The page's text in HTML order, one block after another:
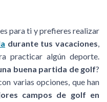
para ti y prefieres realizar
durante tus vacaciones,
practicar algún deporte.
buena partida de golf?
varias opciones, que han
campos de golf en